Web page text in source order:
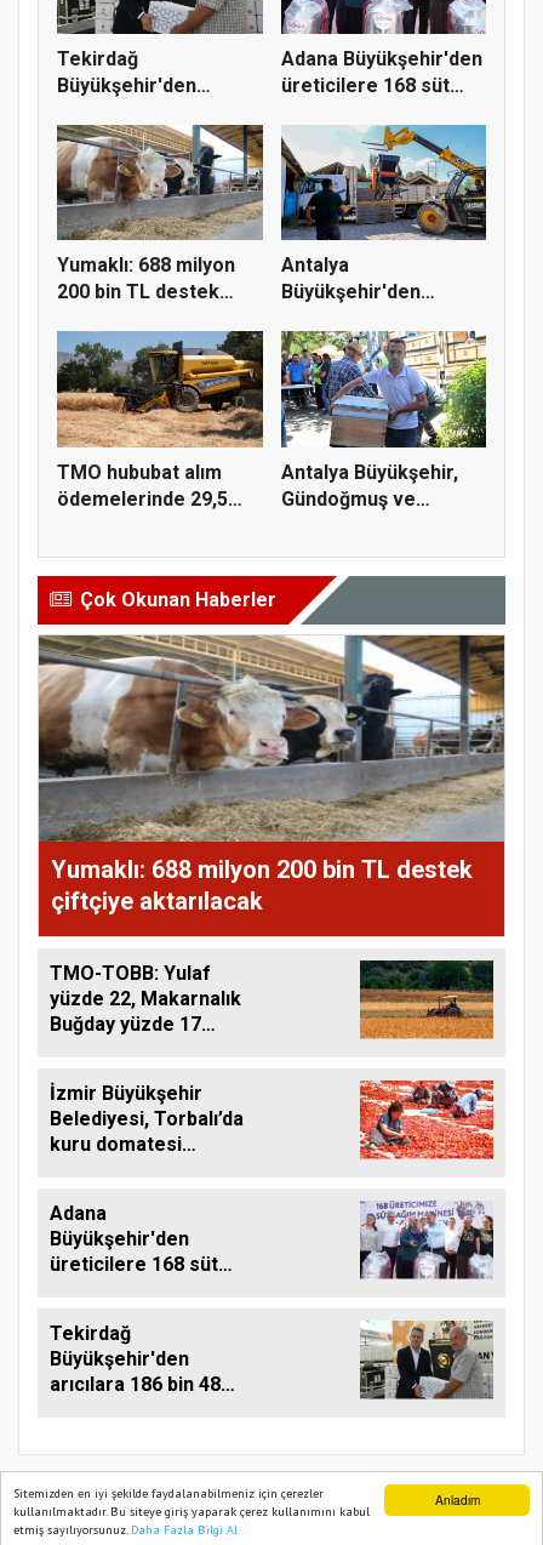
Anladım
Sitemizden en iyi şekilde faydalanabilmeniz için çerezler
kullanılmaktadır. Bu siteye giriş yaparak çerez kullanımını kabul
etmiş sayılıyorsunuz. Daha Fazla Bilgi Al
Tekirdağ
Büyükşehir'den
Adana Büyükşehir'den
üreticilere 168 süt
Yumaklı: 688 milyon
200 bin TL destek
Antalya
Büyükşehir'den
TMO hububat alım
ödemelerinde 29,5
Antalya Büyükşehir,
Gündoğmuş ve
Çok Okunan Haberler
Yumaklı: 688 milyon 200 bin TL destek
çiftçiye aktarılacak
TMO-TOBB: Yulaf
yüzde 22, Makarnalık
Buğday yüzde 17
İzmir Büyükşehir
Belediyesi, Torbalı’da
kuru domatesi
Adana
Büyükşehir'den
üreticilere 168 süt
Tekirdağ
Büyükşehir'den
arıcılara 186 bin 480
Ana Sayfa Web TV